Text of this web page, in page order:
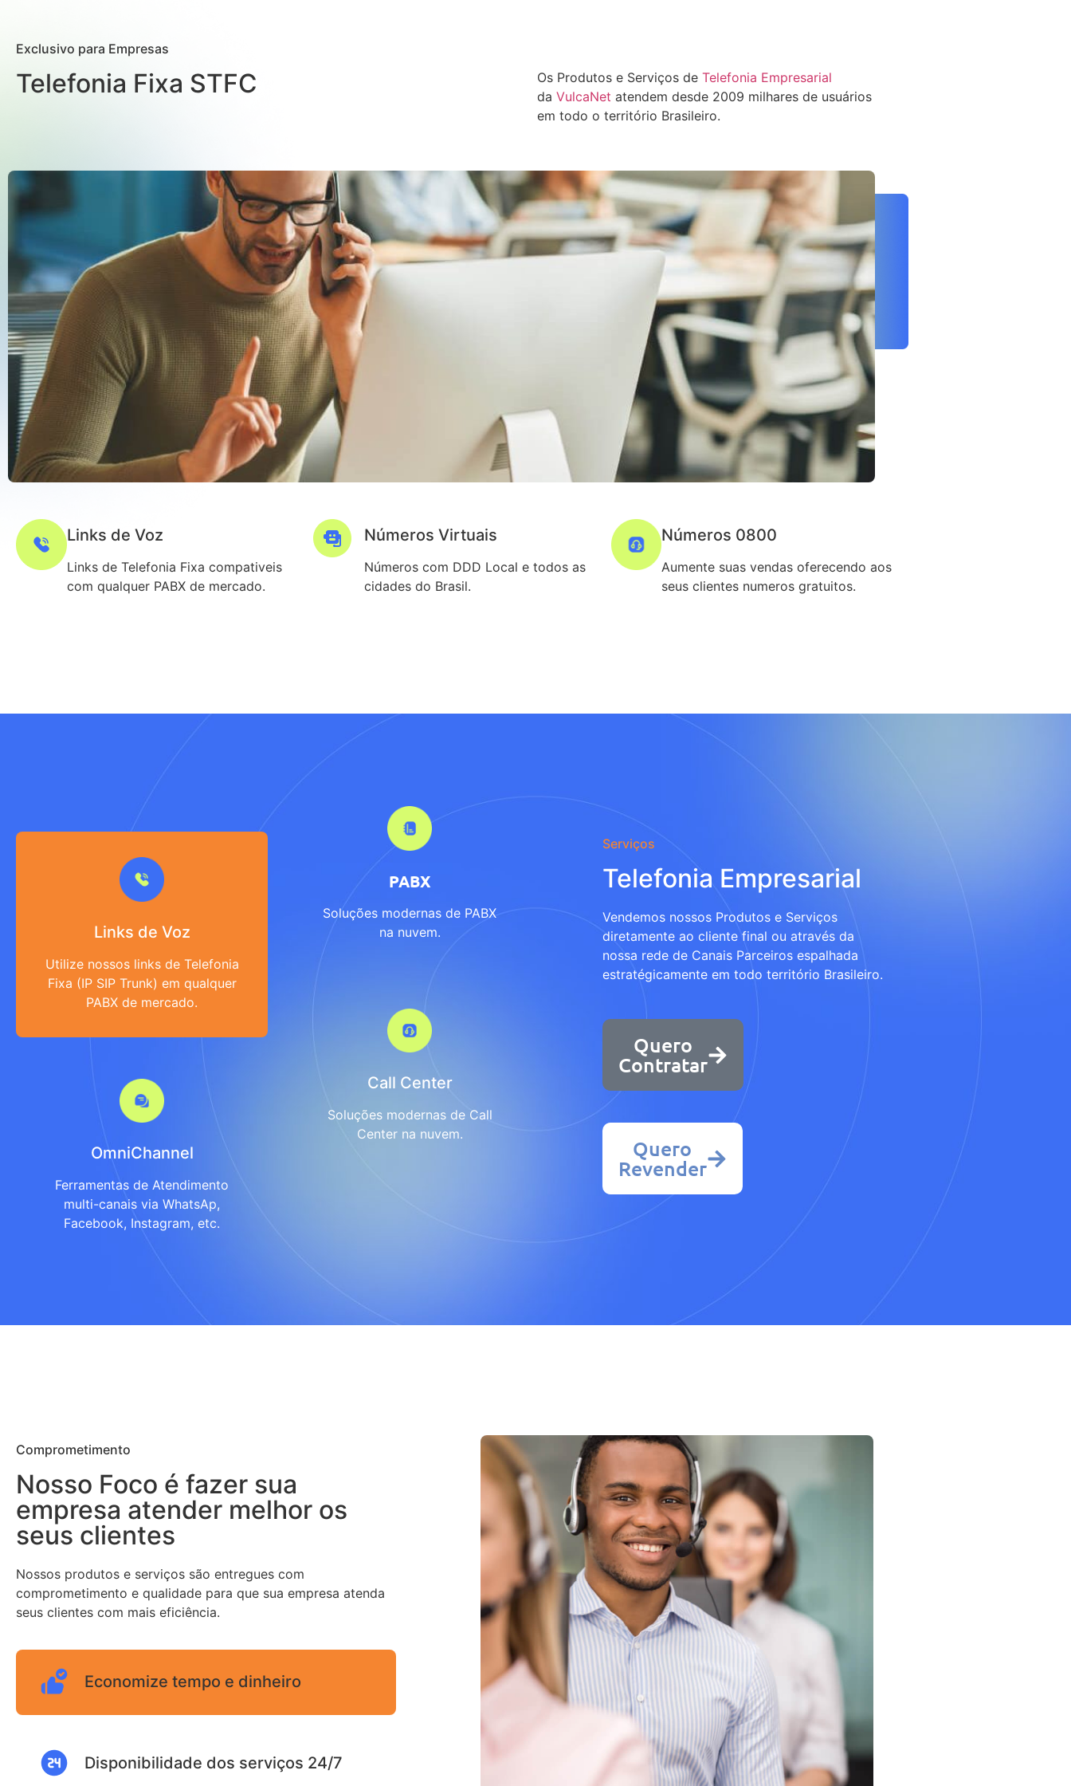
Exclusivo para Empresas
Telefonia Fixa STFC Os Produtos e Serviços de Telefonia Empresarial
da VulcaNet atendem desde 2009 milhares de usuários
em todo o território Brasileiro.
Links de Voz
Links de Telefonia Fixa compativeis
com qualquer PABX de mercado.
Números Virtuais
Números com DDD Local e todos as
cidades do Brasil.
Números 0800
Aumente suas vendas oferecendo aos
seus clientes numeros gratuitos.
Links de Voz
Utilize nossos links de Telefonia
Fixa (IP SIP Trunk) em qualquer
PABX de mercado.
OmniChannel
Ferramentas de Atendimento
multi-canais via WhatsAp,
Facebook, Instagram, etc.
PABX
Soluções modernas de PABX
na nuvem.
Call Center
Soluções modernas de Call
Center na nuvem.
Serviços
Telefonia Empresarial
Vendemos nossos Produtos e Serviços
diretamente ao cliente final ou através da
nossa rede de Canais Parceiros espalhada
estratégicamente em todo território Brasileiro.
Quero
Contratar
Quero
Revender
Comprometimento
Nosso Foco é fazer sua
empresa atender melhor os
seus clientes
Nossos produtos e serviços são entregues com
comprometimento e qualidade para que sua empresa atenda
seus clientes com mais eficiência.
Economize tempo e dinheiro
Disponibilidade dos serviços 24/7